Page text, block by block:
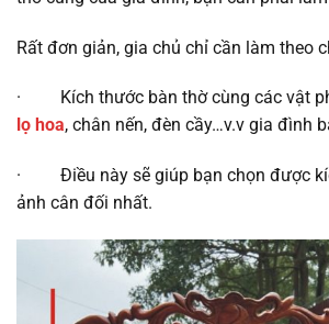
Rất đơn giản, gia chủ chỉ cần làm theo
· Kích thước bàn thờ cùng các vật
lọ hoa, chân nến, đèn cầy…v.v gia đình
· Điều này sẽ giúp bạn chọn được
ảnh cân đối nhất.